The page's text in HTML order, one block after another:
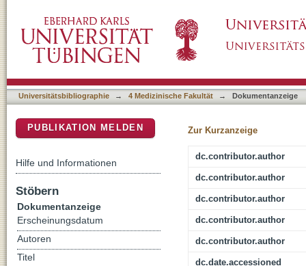
Universitätsbibliographie → 4 Medizinische Fakultät → Dokumentanzeige
Zur Kurzanzeige
dc.contributor.author
dc.contributor.author
dc.contributor.author
dc.contributor.author
dc.contributor.author
dc.date.accessioned
PUBLIKATION MELDEN
Hilfe und Informationen
Stöbern
Dokumentanzeige
Erscheinungsdatum
Autoren
Titel